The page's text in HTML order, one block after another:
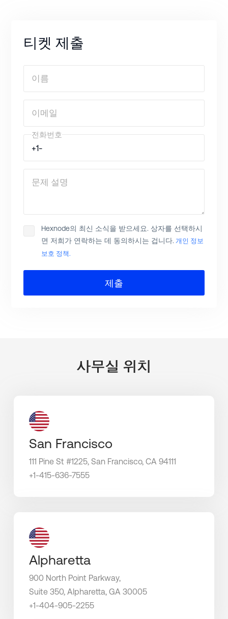
티켓 제출
이름
이메일
전화번호
문제 설명
Hexnode의 최신 소식을 받으세요. 상자를 선택하시
면 저희가 연락하는 데 동의하시는 겁니다. 개인 정보
보호 정책.
제출
사무실 위치
San Francisco
111 Pine St #1225, San Francisco, CA 94111
+1-415-636-7555
Alpharetta
900 North Point Parkway,
Suite 350, Alpharetta, GA 30005
+1-404-905-2255